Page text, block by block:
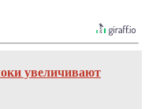
увеличивают